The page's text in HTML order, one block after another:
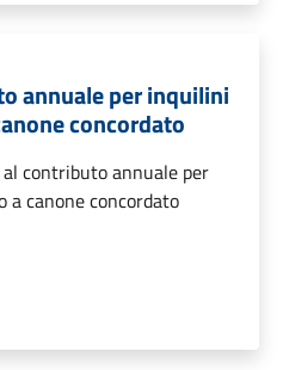
annuale per inquilini
concordato
contributo annuale per
canone concordato